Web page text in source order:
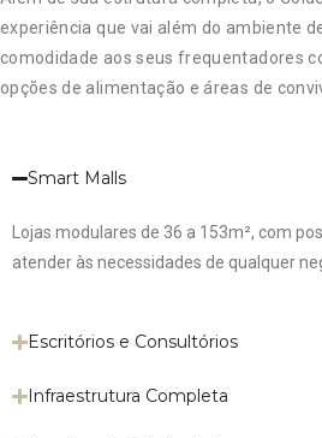
experiência que vai além do ambiente
comodidade aos seus frequentadores
opções de alimentação e áreas de
Smart Malls
Lojas modulares de 36 a 153m², com
atender às necessidades de qualquer
Escritórios e Consultórios
Infraestrutura Completa